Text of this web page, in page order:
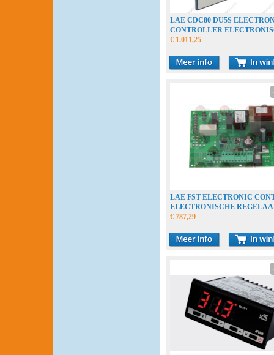
LAE CDC80 DU5S
CONTROLLER
REGELAAR THERMOSTAT
€ 1.011,25
LAE FST ELECTRONIC
ELECTRONISCHE
THERMOSTAT
€ 787,29